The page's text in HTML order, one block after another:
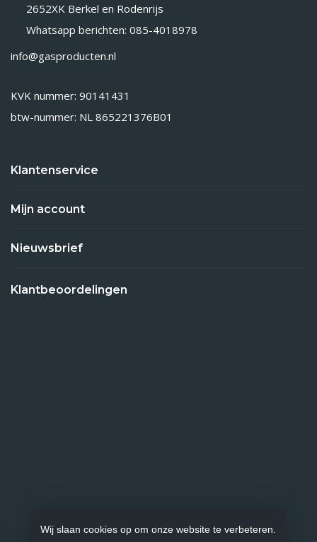
2652XK Berkel en Rodenrijs
Whatsapp berichten: 085-4018978
info@gasproducten.nl
KVK nummer: 90141431
btw-nummer: NL 865221376B01
Klantenservice
Mijn account
Nieuwsbrief
Klantbeoordelingen
Wij slaan cookies op om onze website te verbeteren.